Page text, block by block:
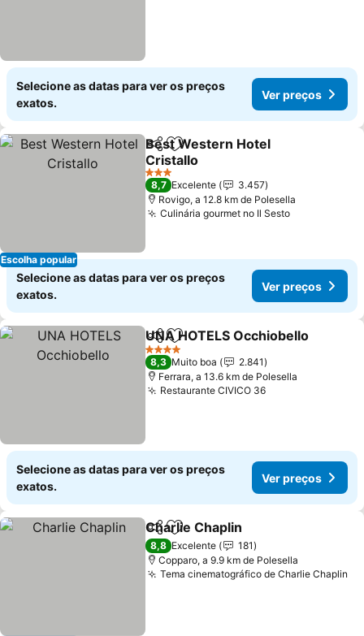
Selecione as datas para ver os preços
exatos.
Ver preços
Escolha popular
PartilharAdicionar aos favoritos
Best Western Hotel
Cristallo
Ver preços
3 Estrelas
8,7 Excelente
3.457
Rovigo, a 12.8 km de Polesella
Culinária gourmet no Il SestoVer preços
Selecione as datas para ver os preços
exatos.
Ver preços
PartilharAdicionar aos favoritos
UNA HOTELS Occhiobello
4 Estrelas
8,3 Muito boa
2.841
Ferrara, a 13.6 km de Polesella
Restaurante CIVICO 36Ver preços
Selecione as datas para ver os preços
exatos.
Ver preços
PartilharAdicionar aos favoritos
Charlie Chaplin
8,8 Excelente
181
Copparo, a 9.9 km de Polesella
Tema cinematográfico de Charlie Chaplin